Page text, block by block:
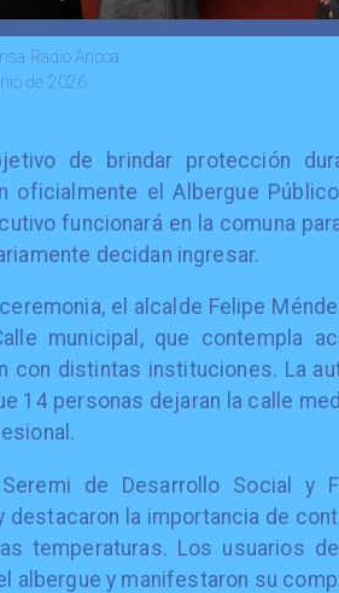
Radio Ancoa
de 2026
de brindar protección
oficialmente el Albergue
funcionará en la comuna
decidan ingresar.
el alcalde Felipe
municipal, que contempla
con distintas instituciones. La
14 personas dejaran la calle
de Desarrollo Social y
destacaron la importancia de
temperaturas. Los usuarios
albergue y manifestaron su